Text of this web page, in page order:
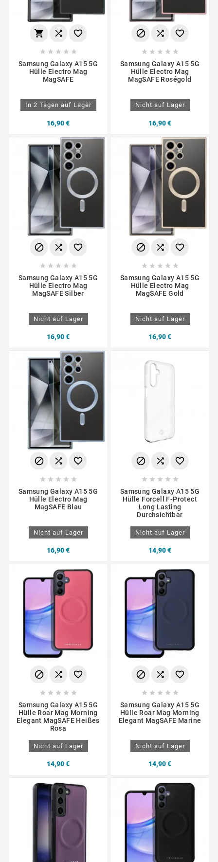
  
    
Samsung Galaxy A15 5G
Hülle Electro Mag
MagSAFE
In 2 Tagen auf Lager
16,90 €
  
    
Samsung Galaxy A15 5G
Hülle Electro Mag
MagSAFE Roségold
Nicht auf Lager
16,90 €
  
    
Samsung Galaxy A15 5G
Hülle Electro Mag
MagSAFE Silber
Nicht auf Lager
16,90 €
  
    
Samsung Galaxy A15 5G
Hülle Electro Mag
MagSAFE Gold
Nicht auf Lager
16,90 €
  
    
Samsung Galaxy A15 5G
Hülle Electro Mag
MagSAFE Blau
Nicht auf Lager
16,90 €
  
    
Samsung Galaxy A15 5G
Hülle Forcell F-Protect
Long Lasting
Durchsichtbar
Nicht auf Lager
14,90 €
  
    
Samsung Galaxy A15 5G
Hülle Roar Mag Morning
Elegant MagSAFE Heißes
Rosa
Nicht auf Lager
14,90 €
  
    
Samsung Galaxy A15 5G
Hülle Roar Mag Morning
Elegant MagSAFE Marine
Nicht auf Lager
14,90 €